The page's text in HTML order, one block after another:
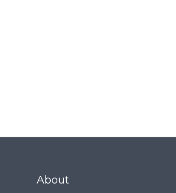
About